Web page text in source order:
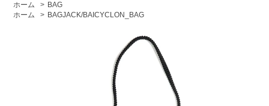
ホーム
> BAG
ホーム
> BAGJACK/BAICYCLON_BAG